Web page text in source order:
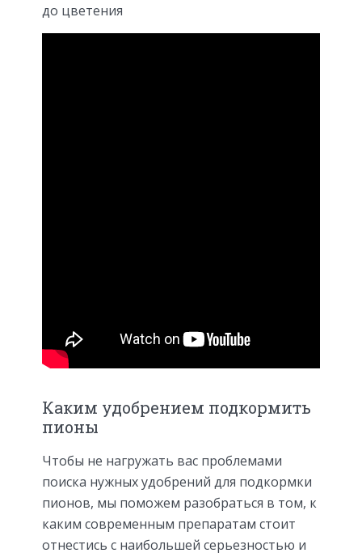
до цветения
Каким удобрением подкормить
пионы
Чтобы не нагружать вас проблемами
поиска нужных удобрений для подкормки
пионов, мы поможем разобраться в том, к
каким современным препаратам стоит
отнестись с наибольшей серьезностью и